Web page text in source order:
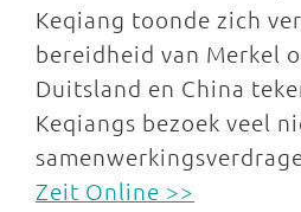
Keqiang toonde zich
bereidheid van Merkel
Duitsland en China
Keqiangs bezoek veel
Zeit Online >>